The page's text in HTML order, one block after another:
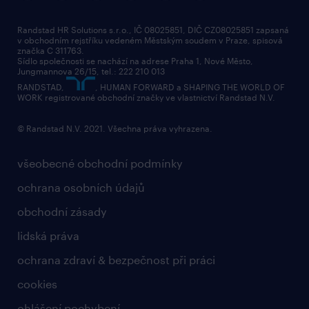
společenská odpovědnost
přidej se k nám
kontakty & pobočky
bezpečnostní politika
všeobecné obchodní podmínky
ochrana osobních údajů
obchodní zásady
lidská práva
ochrana zdraví & bezpečnost při práci
cookies
Randstad HR Solutions s.r.o., IČ 08025851, DIČ CZ08025851 zapsaná
v obchodním rejstříku vedeném Městským soudem v Praze, spisová
značka C 311763.
Sídlo společnosti se nachází na adrese Praha 1, Nové Město,
Jungmannova 26/15, tel.: 222 210 013
RANDSTAD,
, HUMAN FORWARD a SHAPING THE WORLD OF
WORK registrované obchodní značky ve vlastnictví Randstad N.V.
© Randstad N.V. 2021. Všechna práva vyhrazena.